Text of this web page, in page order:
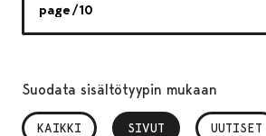
Suodata sisältötyypin mukaan
KAIKKI SIVUT
, VALITTU UUTISET